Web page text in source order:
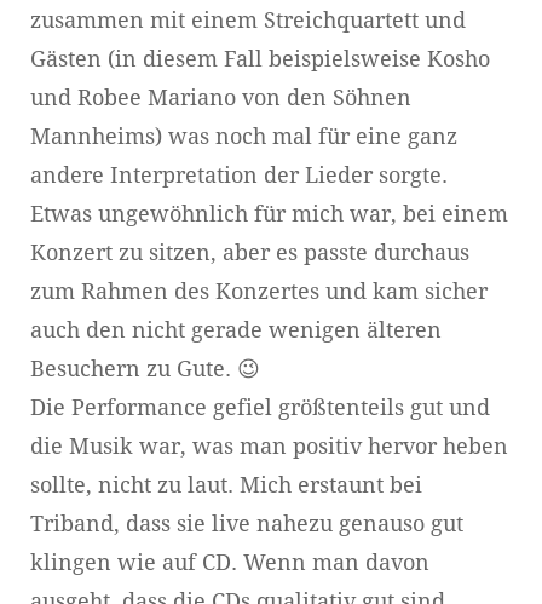
zusammen mit einem Streichquartett und
Gästen (in diesem Fall beispielsweise Kosho
und Robee Mariano von den Söhnen
Mannheims) was noch mal für eine ganz
andere Interpretation der Lieder sorgte.
Etwas ungewöhnlich für mich war, bei einem
Konzert zu sitzen, aber es passte durchaus
zum Rahmen des Konzertes und kam sicher
auch den nicht gerade wenigen älteren
Besuchern zu Gute. 😉
Die Performance gefiel größtenteils gut und
die Musik war, was man positiv hervor heben
sollte, nicht zu laut. Mich erstaunt bei
Triband, dass sie live nahezu genauso gut
klingen wie auf CD. Wenn man davon